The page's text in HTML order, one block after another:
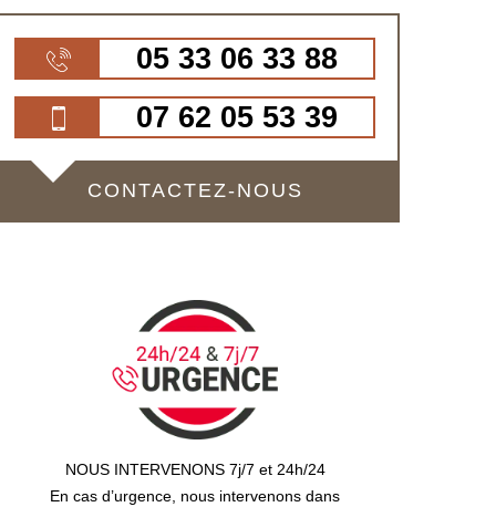
05 33 06 33 88
07 62 05 53 39
CONTACTEZ-NOUS
NOUS INTERVENONS 7j/7 et 24h/24
En cas d’urgence, nous intervenons dans